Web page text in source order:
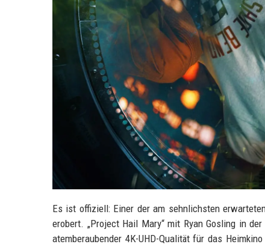
Es ist offiziell: Einer der am sehnlichsten
erobert. „Project Hail Mary“ mit Ryan Gosling in
atemberaubender 4K-UHD-Qualität für das